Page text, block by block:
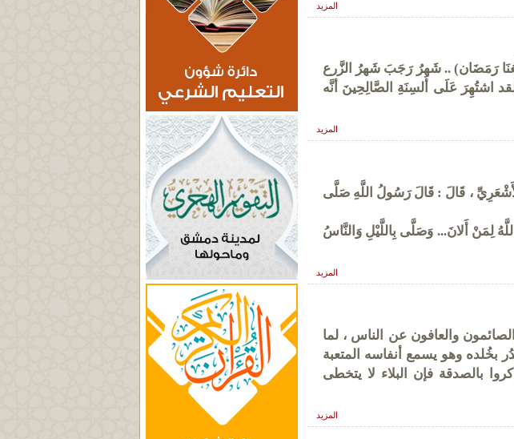
المزيد
رَمَضَان) .. شَهرُ رَجَبَ شَهرُ الزَّرع
اشتُهِرَ عَلَى أَلسِنَةِ الصَّالِحِينَ أنَّه
المزيد
، قَالَ : قَالَ رَسُولُ اللَّهِ صَلَّى
لِمَنْ أَلانَ... وَصَلَّى بِاللَّيْلِ وَالنَّاسُ
المزيد
والعافون عن الناس ، لما
بخُلده وهو يسمع أنفاسه المتعبة
بالصدقة فإن البلاء ﻻ يتخطى
المزيد